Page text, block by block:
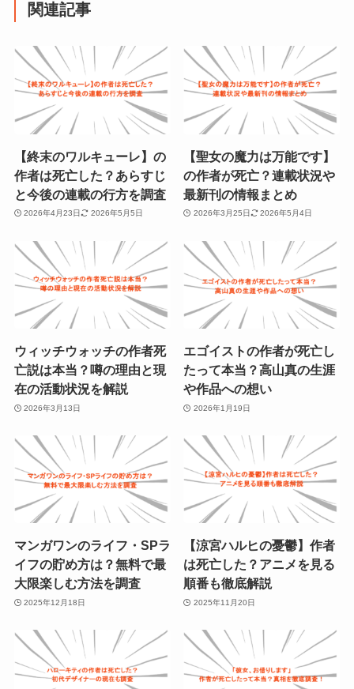
関連記事
【終末のワルキューレ】の
作者は死亡した？あらすじ
と今後の連載の行方を調査
2026年4月23日 2026年5月5日
【聖女の魔力は万能です】
の作者が死亡？連載状況や
最新刊の情報まとめ
2026年3月25日 2026年5月4日
ウィッチウォッチの作者死
亡説は本当？噂の理由と現
在の活動状況を解説
2026年3月13日
エゴイストの作者が死亡し
たって本当？高山真の生涯
や作品への想い
2026年1月19日
マンガワンのライフ・SPラ
イフの貯め方は？無料で最
大限楽しむ方法を調査
2025年12月18日
【涼宮ハルヒの憂鬱】作者
は死亡した？アニメを見る
順番も徹底解説
2025年11月20日